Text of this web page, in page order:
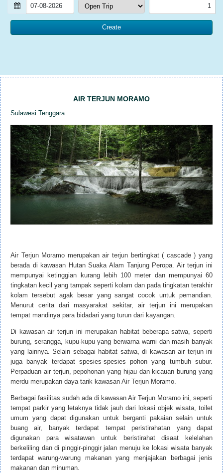
AIR TERJUN MORAMO
Sulawesi Tenggara
Air Terjun Moramo merupakan air terjun bertingkat ( cascade ) yang
berada di kawasan Hutan Suaka Alam Tanjung Peropa. Air terjun ini
mempunyai ketinggian kurang lebih 100 meter dan mempunyai 60
tingkatan kecil yang tampak seperti kolam dan pada tingkatan terakhir
kolam tersebut agak besar yang sangat cocok untuk pemandian.
Menurut cerita dari masyarakat sekitar, air terjun ini merupakan
tempat mandinya para bidadari yang turun dari kayangan.
Di kawasan air terjun ini merupakan habitat beberapa satwa, seperti
burung, serangga, kupu-kupu yang berwarna warni dan masih banyak
yang lainnya. Selain sebagai habitat satwa, di kawasan air terjun ini
juga banyak terdapat spesies-spesies pohon yang tumbuh subur.
Perpaduan air terjun, pepohonan yang hijau dan kicauan burung yang
merdu merupakan daya tarik kawasan Air Terjun Moramo.
Berbagai fasilitas sudah ada di kawasan Air Terjun Moramo ini, seperti
tempat parkir yang letaknya tidak jauh dari lokasi objek wisata, toilet
umum yang dapat digunakan untuk berganti pakaian selain untuk
buang air, banyak terdapat tempat peristirahatan yang dapat
digunakan para wisatawan untuk beristirahat disaat kelelahan
berkeliling dan di pinggir-pinggir jalan menuju ke lokasi wisata banyak
terdapat warung-warung makanan yang menjajakan berbagai jenis
makanan dan minuman.